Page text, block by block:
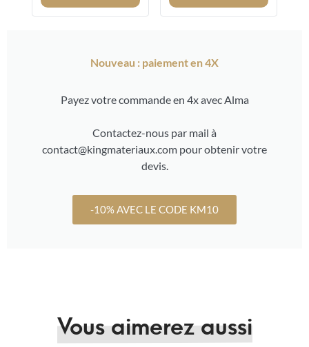
Nouveau : paiement en 4X
Payez votre commande en 4x avec Alma
Contactez-nous par mail à
contact@kingmateriaux.com pour obtenir votre
devis.
-10% AVEC LE CODE KM10
Vous aimerez aussi